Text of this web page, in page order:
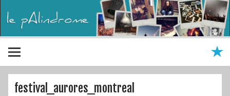
festival_aurores_montreal